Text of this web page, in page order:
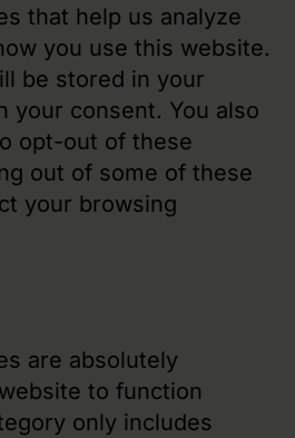
that help us analyze
you use this website.
be stored in your
your consent. You also
opt-out of these
out of some of these
your browsing
are absolutely
to function
only includes